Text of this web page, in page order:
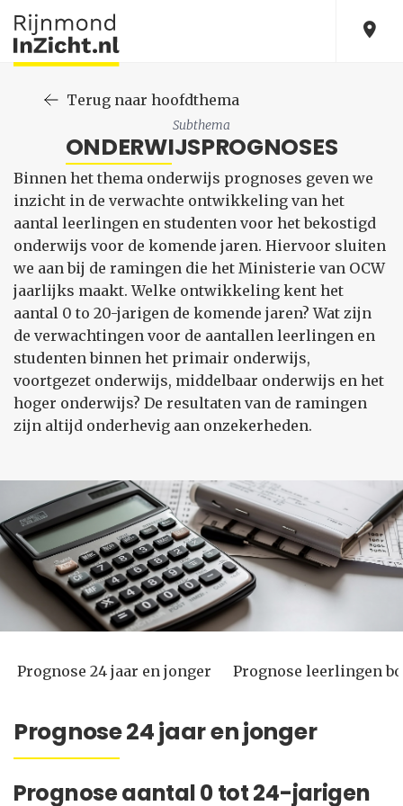
Terug naar hoofdthema
Subthema
ONDERWIJSPROGNOSES
Binnen het thema onderwijs prognoses geven we
inzicht in de verwachte ontwikkeling van het
aantal leerlingen en studenten voor het bekostigd
onderwijs voor de komende jaren. Hiervoor sluiten
we aan bij de ramingen die het Ministerie van OCW
jaarlijks maakt. Welke ontwikkeling kent het
aantal 0 to 20-jarigen de komende jaren? Wat zijn
de verwachtingen voor de aantallen leerlingen en
studenten binnen het primair onderwijs,
voortgezet onderwijs, middelbaar onderwijs en het
hoger onderwijs? De resultaten van de ramingen
zijn altijd onderhevig aan onzekerheden.
Prognose 24 jaar en jonger Prognose leerlingen
Prognose 24 jaar en jonger
Prognose aantal 0 tot 24-jarigen